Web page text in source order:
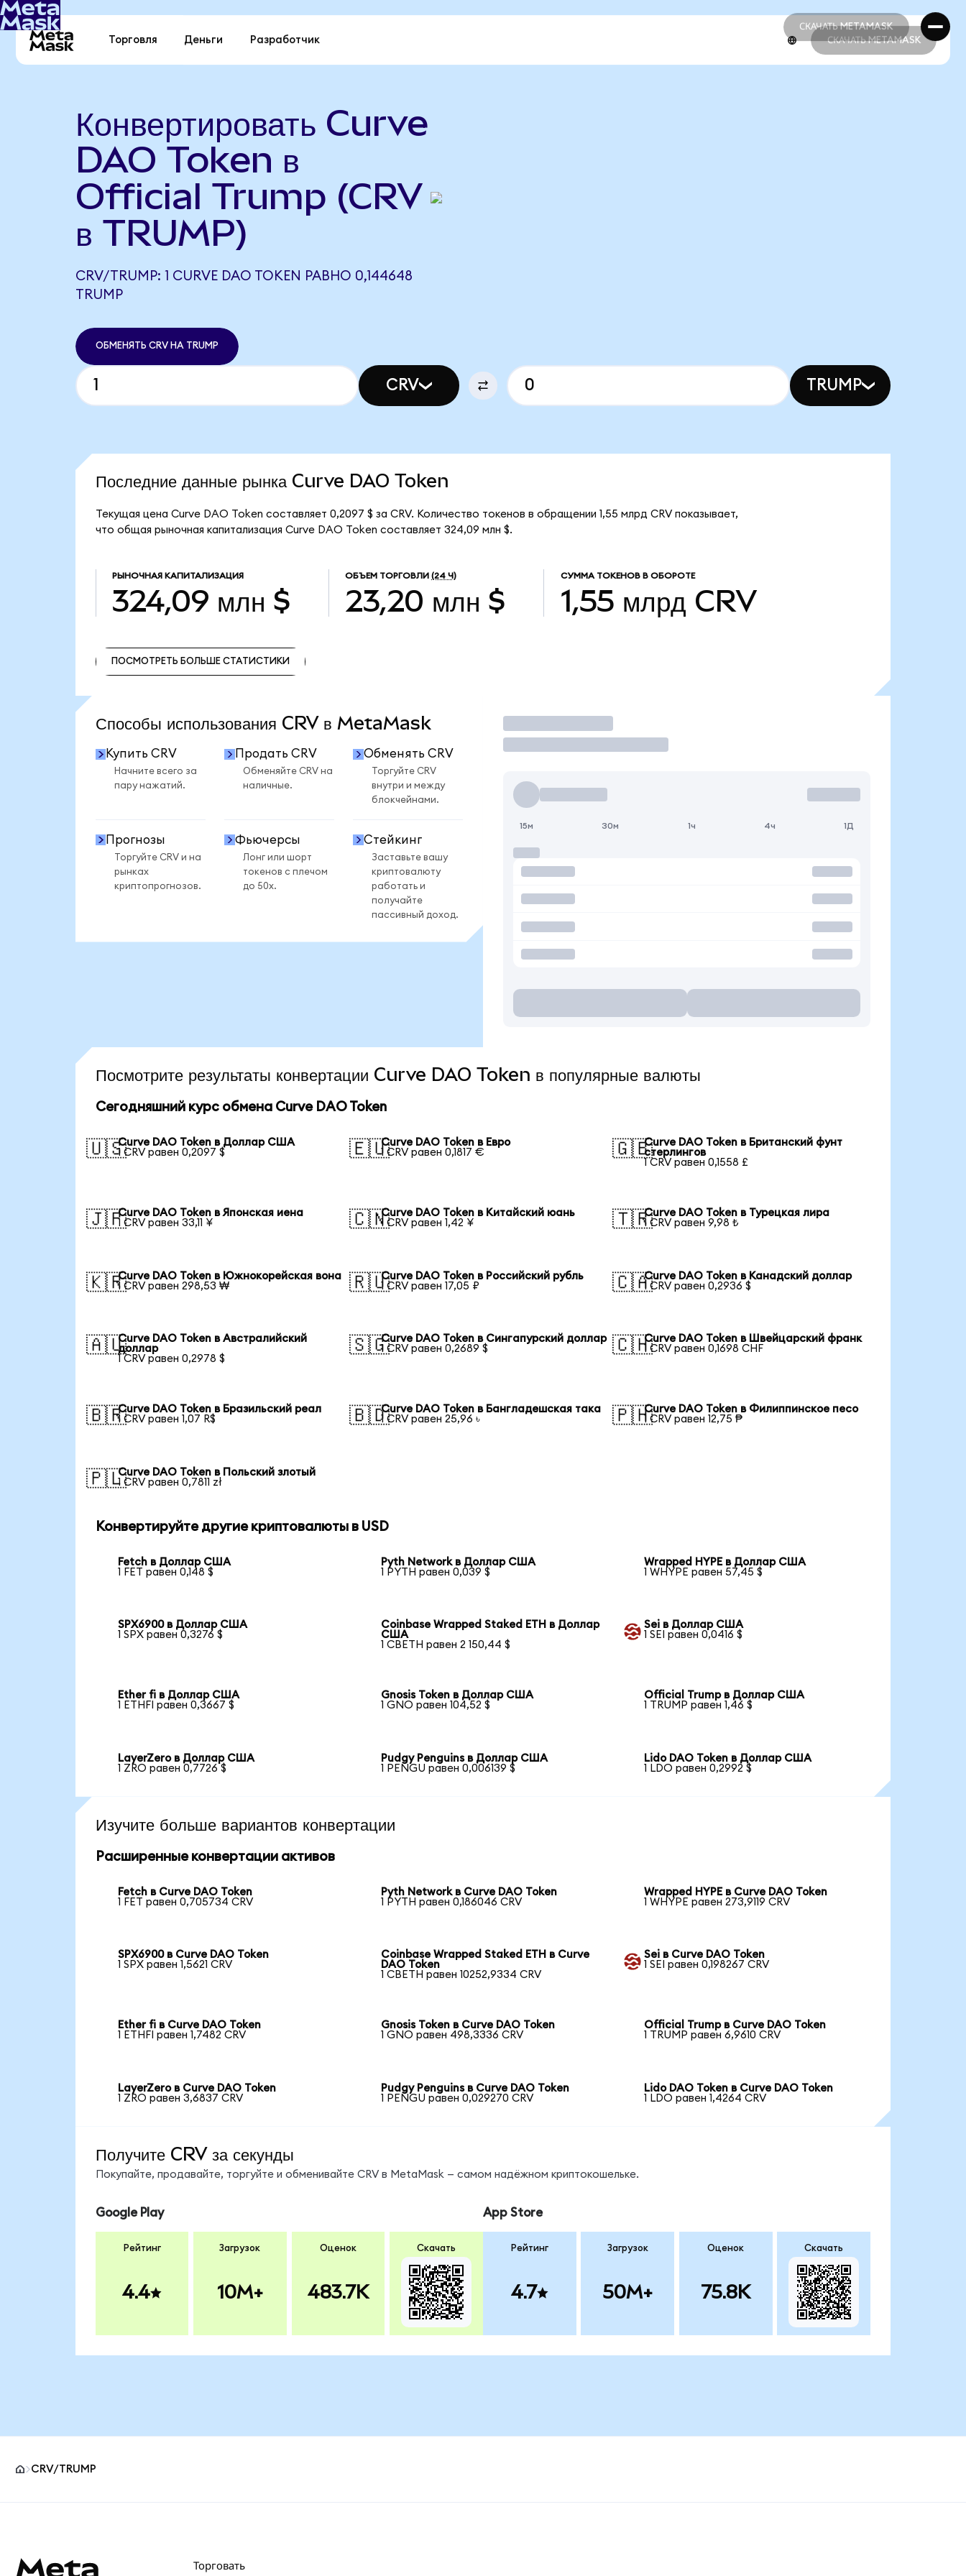
СКАЧАТЬ METAMASK
СКАЧАТЬ METAMASK
Торговля Деньги Разработчик СКАЧАТЬ METAMASK
Конвертировать Curve
DAO Token в
Official Trump (CRV
в TRUMP)
CRV/TRUMP: 1 CURVE DAO TOKEN РАВНО 0,144648
TRUMP
ОБМЕНЯТЬ CRV НА TRUMP
CRV TRUMP
Последние данные рынка Curve DAO Token
Текущая цена Curve DAO Token составляет 0,2097 $ за CRV. Количество токенов в обращении 1,55 млрд CRV показывает,
что общая рыночная капитализация Curve DAO Token составляет 324,09 млн $.
РЫНОЧНАЯ КАПИТАЛИЗАЦИЯ
324,09 млн $
ОБЪЕМ ТОРГОВЛИ (24 Ч)
23,20 млн $
СУММА ТОКЕНОВ В ОБОРОТЕ
1,55 млрд CRV
ПОСМОТРЕТЬ БОЛЬШЕ СТАТИСТИКИ
Способы использования CRV в MetaMask
Купить CRV
Начните всего за
пару нажатий.
Продать CRV
Обменяйте CRV на
наличные.
Обменять CRV
Торгуйте CRV
внутри и между
блокчейнами.
Прогнозы
Торгуйте CRV и на
рынках
криптопрогнозов.
Фьючерсы
Лонг или шорт
токенов с плечом
до 50x.
Стейкинг
Заставьте вашу
криптовалюту
работать и
получайте
пассивный доход.
Торговать
15м 30м 1ч 4ч 1Д
Посмотрите результаты конвертации Curve DAO Token в популярные валюты
Сегодняшний курс обмена Curve DAO Token
🇺🇸Curve DAO Token в Доллар США
1 CRV равен 0,2097 $
🇪🇺Curve DAO Token в Евро
1 CRV равен 0,1817 €
🇬🇧Curve DAO Token в Британский фунт
стерлингов
1 CRV равен 0,1558 £
🇯🇵Curve DAO Token в Японская иена
1 CRV равен 33,11 ¥
🇨🇳Curve DAO Token в Китайский юань
1 CRV равен 1,42 ¥
🇹🇷Curve DAO Token в Турецкая лира
1 CRV равен 9,98 ₺
🇰🇷Curve DAO Token в Южнокорейская вона
1 CRV равен 298,53 ₩
🇷🇺Curve DAO Token в Российский рубль
1 CRV равен 17,05 ₽
🇨🇦Curve DAO Token в Канадский доллар
1 CRV равен 0,2936 $
🇦🇺Curve DAO Token в Австралийский
доллар
1 CRV равен 0,2978 $
🇸🇬Curve DAO Token в Сингапурский доллар
1 CRV равен 0,2689 $
🇨🇭Curve DAO Token в Швейцарский франк
1 CRV равен 0,1698 CHF
🇧🇷Curve DAO Token в Бразильский реал
1 CRV равен 1,07 R$
🇧🇩Curve DAO Token в Бангладешская така
1 CRV равен 25,96 ৳
🇵🇭Curve DAO Token в Филиппинское песо
1 CRV равен 12,75 ₱
🇵🇱Curve DAO Token в Польский злотый
1 CRV равен 0,7811 zł
Конвертируйте другие криптовалюты в USD
Fetch в Доллар США
1 FET равен 0,148 $
Pyth Network в Доллар США
1 PYTH равен 0,039 $
Wrapped HYPE в Доллар США
1 WHYPE равен 57,45 $
SPX6900 в Доллар США
1 SPX равен 0,3276 $
Coinbase Wrapped Staked ETH в Доллар
США
1 CBETH равен 2 150,44 $
Sei в Доллар США
1 SEI равен 0,0416 $
Ether fi в Доллар США
1 ETHFI равен 0,3667 $
Gnosis Token в Доллар США
1 GNO равен 104,52 $
Official Trump в Доллар США
1 TRUMP равен 1,46 $
LayerZero в Доллар США
1 ZRO равен 0,7726 $
Pudgy Penguins в Доллар США
1 PENGU равен 0,006139 $
Lido DAO Token в Доллар США
1 LDO равен 0,2992 $
Изучите больше вариантов конвертации
Расширенные конвертации активов
Fetch в Curve DAO Token
1 FET равен 0,705734 CRV
Pyth Network в Curve DAO Token
1 PYTH равен 0,186046 CRV
Wrapped HYPE в Curve DAO Token
1 WHYPE равен 273,9119 CRV
SPX6900 в Curve DAO Token
1 SPX равен 1,5621 CRV
Coinbase Wrapped Staked ETH в Curve
DAO Token
1 CBETH равен 10252,9334 CRV
Sei в Curve DAO Token
1 SEI равен 0,198267 CRV
Ether fi в Curve DAO Token
1 ETHFI равен 1,7482 CRV
Gnosis Token в Curve DAO Token
1 GNO равен 498,3336 CRV
Official Trump в Curve DAO Token
1 TRUMP равен 6,9610 CRV
LayerZero в Curve DAO Token
1 ZRO равен 3,6837 CRV
Pudgy Penguins в Curve DAO Token
1 PENGU равен 0,029270 CRV
Lido DAO Token в Curve DAO Token
1 LDO равен 1,4264 CRV
Получите CRV за секунды
Покупайте, продавайте, торгуйте и обменивайте CRV в MetaMask — самом надёжном криптокошельке.
Google Play
Рейтинг
4.4
Загрузок
10M+
Оценок
483.7K
Скачать
App Store
Рейтинг
4.7
Загрузок
50M+
Оценок
75.8K
Скачать
CRV/TRUMP
Торговать